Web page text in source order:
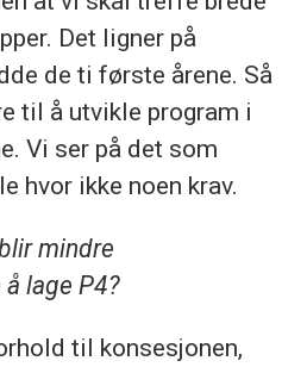
Det ligner på
de ti første årene. Så
til å utvikle program i
Vi ser på det som
hvor ikke noen krav.
mindre
lage P4?
til konsesjonen,